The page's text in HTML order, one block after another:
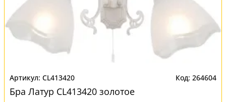
CL413420 264604
Бра Латур CL413420 золотое